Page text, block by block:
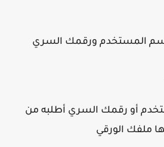
أو رقمك السري أطلبه من
الورقي